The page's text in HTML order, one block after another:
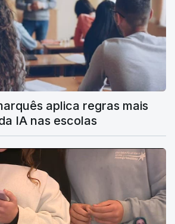
aplica regras mais
IA nas escolas